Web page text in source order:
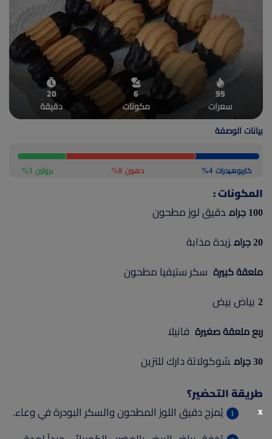
ادوات رشاقة
من نحن(current)
الأسئلة الشائعة
أعلن معنا(current)
95
سعرات
6
مكونات
20
دقيقة
بيانات الوصفة
كاربوهيدرات 4% دهون 8% بروتين 3%
المكونات :
100 جرام دقيق لوز مطحون
20 جرام زبدة مذابة
ملعقة كبيرة سكر ستيفيا مطحون
2 بياض بيض
ربع ملعقة صغيرة فانيلا
30 جرام شوكولاتة دارك للتزين
طريقة التحضير؟
يُمزج دقيق اللوز المطحون والسكر البودرة في وعاء. x